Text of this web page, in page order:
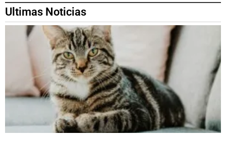
Ultimas Noticias